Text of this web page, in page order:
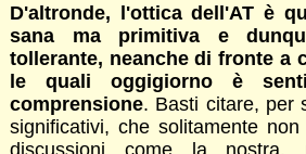
D'altronde, l'ottica dell'AT è
sana ma primitiva e
tollerante, neanche di fronte a
le quali oggigiorno è
comprensione. Basti citare, per
significativi, che solitamente
discussioni come la nostra,